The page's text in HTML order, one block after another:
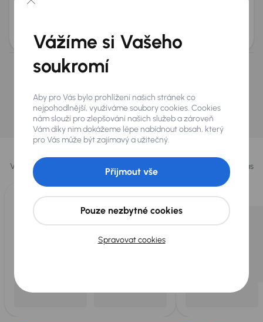
od 1 515 Kč
Nevybrali jste si? Nevadí, na našich pobočkách na
které hledáte.
Najít podobný vůz
Vybrali jsme pro vás
Vybíráme pro vás ty nejlepší vozy
z naší nabídky. Každý den pro vás
vykoupíme až 400 vozů
Vážíme si Vašeho
soukromí
Aby pro Vás bylo prohlížení našich stránek co
nejpohodlnější, využíváme soubory cookies. Cookies
nám slouží pro zlepšování našich služeb a zároveň
Vám díky nim dokážeme lépe nabídnout obsah, který
pro Vás může být zajímavý a užitečný.
Spravovat cookies
Pouze nezbytné cookies
Přijmout vše